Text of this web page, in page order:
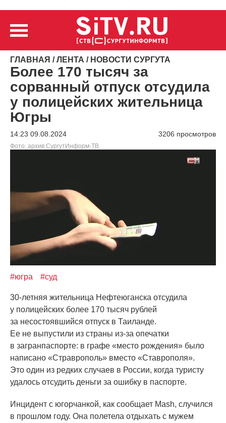
ГЛАВНАЯ /ЛЕНТА / НОВОСТИ СУРГУТА
Более 170 тысяч за
сорванный отпуск отсудила
у полицейских жительница
Югры
14:23 09.08.2024 3206 просмотров
Фото: архив СургутИнформ-ТВ
#югра #суд
30-летняя жительница Нефтеюганска отсудила
у полицейских более 170 тысяч рублей
за несостоявшийся отпуск в Таиланде.
Ее не выпустили из страны из-за опечатки
в загранпаспорте: в графе «место рождения» было
написано «Страврополь» вместо «Ставрополя».
Это один из редких случаев в России, когда туристу
удалось отсудить деньги за ошибку в паспорте.
Инцидент с югорчанкой, как сообщает Mash, случился
в прошлом году. Она полетела отдыхать с мужем